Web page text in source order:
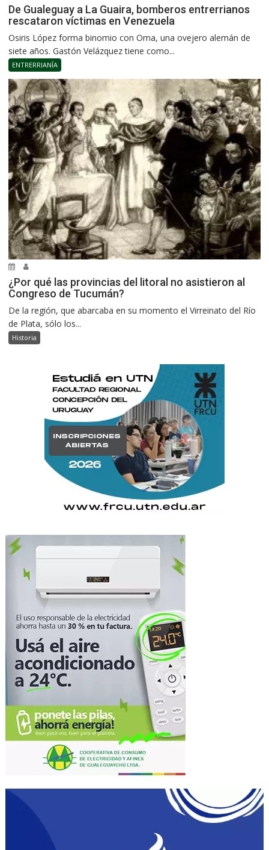
De Gualeguay a La Guaira, bomberos entrerrianos
rescataron víctimas en Venezuela
Osiris López forma binomio con Oma, una ovejero alemán de
siete años. Gastón Velázquez tiene como...
ENTRERRIANÍA
¿Por qué las provincias del litoral no asistieron al
Congreso de Tucumán?
De la región, que abarcaba en su momento el Virreinato del Río
de Plata, sólo los...
Historia